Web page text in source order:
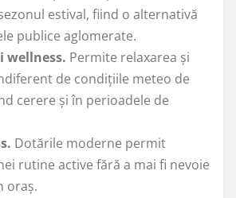
estival, fiind o alternativă
publice aglomerate.
wellness. Permite relaxarea și
de condițiile meteo de
cerere și în perioadele de
Dotările moderne permit
rutine active fără a mai fi nevoie
oraș.